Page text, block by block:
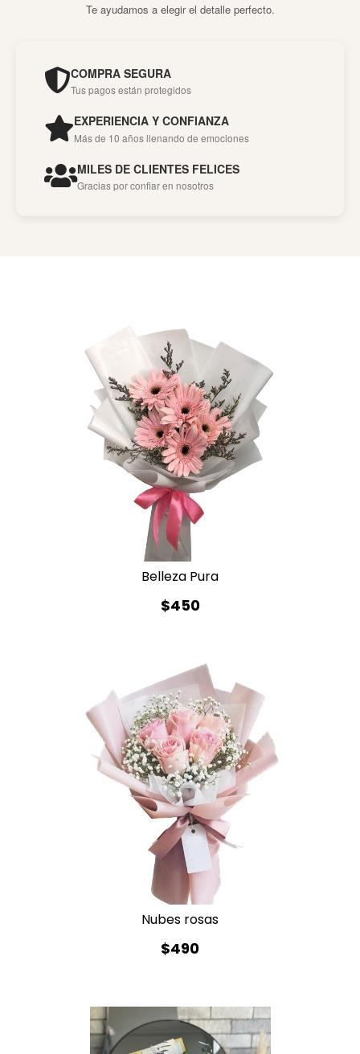
Te ayudamos a elegir el detalle perfecto.
COMPRA SEGURA
Tus pagos están protegidos
EXPERIENCIA Y CONFIANZA
Más de 10 años llenando de emociones
MILES DE CLIENTES FELICES
Gracias por confiar en nosotros
Belleza Pura
$450
Nubes rosas
$490